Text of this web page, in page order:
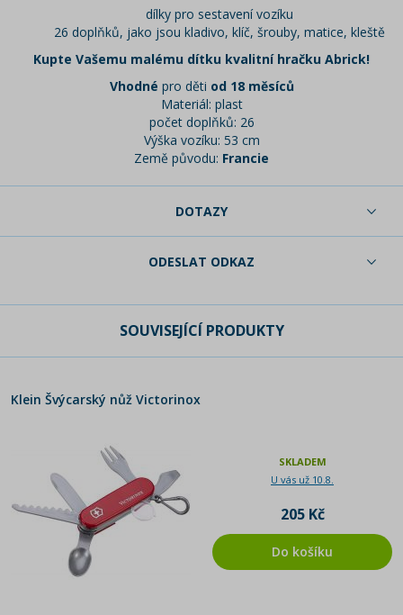
dílky pro sestavení vozíku
26 doplňků, jako jsou kladivo, klíč, šrouby, matice, kleště
Kupte Vašemu malému dítku kvalitní hračku Abrick!
Vhodné pro děti od 18 měsíců
Materiál: plast
počet doplňků: 26
Výška vozíku: 53 cm
Země původu: Francie
DOTAZY
ODESLAT ODKAZ
SOUVISEJÍCÍ PRODUKTY
Klein Švýcarský nůž Victorinox
SKLADEM
U vás už 10.8.
205 Kč
Do košíku